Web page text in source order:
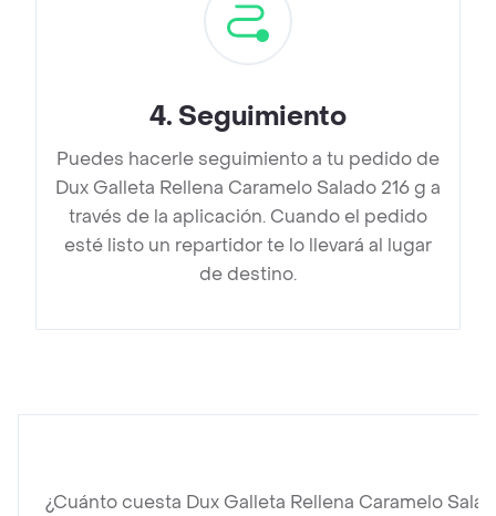
4. Seguimiento
Puedes hacerle seguimiento a tu pedido de
Dux Galleta Rellena Caramelo Salado 216 g a
través de la aplicación. Cuando el pedido
esté listo un repartidor te lo llevará al lugar
de destino.
¿Cuánto cuesta Dux Galleta Rellena Caramelo